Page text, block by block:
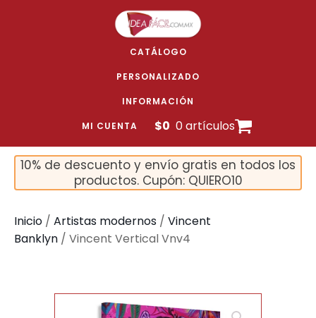
CATÁLOGO
PERSONALIZADO
INFORMACIÓN
MI CUENTA $0 0 artículos
10% de descuento y envío gratis en todos los
productos. Cupón: QUIERO10
Inicio / Artistas modernos / Vincent
Banklyn / Vincent Vertical Vnv4